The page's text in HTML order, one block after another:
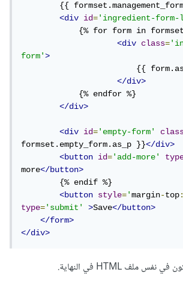
        {{ formset.management_form }}
<div
id='ingredient-
            {% for form in formset %}
<div
class=
form'>
                        {{ form.as_p }}
</div>
            {% endfor %}
</div>
<div id='empty-form'
formset.empty_form.as_p }}</div>
<button
id='add-more'
more</button>
        {% endif %}
<button
style='margin-top
type='submit' >Save</button>
</form>
</div>